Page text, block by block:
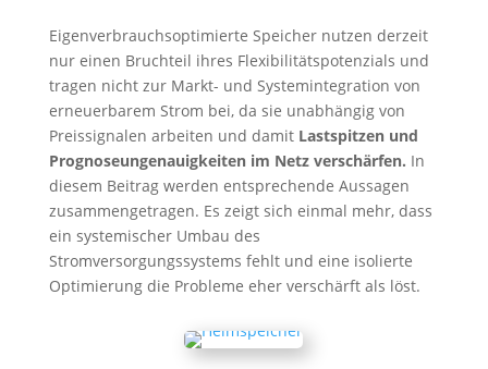
Eigenverbrauchsoptimierte Speicher nutzen derzeit
nur einen Bruchteil ihres Flexibilitätspotenzials und
tragen nicht zur Markt- und Systemintegration von
erneuerbarem Strom bei, da sie unabhängig von
Preissignalen arbeiten und damit Lastspitzen und
Prognoseungenauigkeiten im Netz verschärfen. In
diesem Beitrag werden entsprechende Aussagen
zusammengetragen. Es zeigt sich einmal mehr, dass
ein systemischer Umbau des
Stromversorgungssystems fehlt und eine isolierte
Optimierung die Probleme eher verschärft als löst.